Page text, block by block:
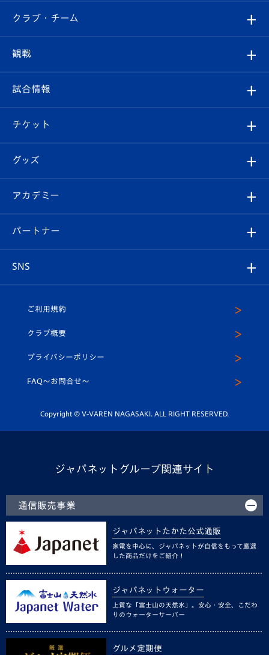
すべて
クラブ
試合情報
チケット
イベント
メディア
ホームタウン
クラブ・チーム
クラブ概要
エンブレム紹介
スタッフプロフィール
マスコット紹介
平和祈念活動
ホームタウン活動
観戦
観戦ルール
はじめての観戦ガイド
Revive Team
ヴィヴィくんの長崎おもてなしガイド
試合情報
試合日程/結果
フォトギャラリー
スタジアムグルメ
チケット
チケット
V-LOVERS（ファンクラブ）
プレイヤーズスイート
グッズ
オンラインショップ
店舗情報
アカデミー
育成からのお知らせ
U-18
スクール
パートナー
SNS
ヴィヴィくんインスタグラム
公式LINE＠
ご利用規約
クラブ概要
プライバシーポリシー
FAQ〜お問合せ〜
Copyright © V-VAREN NAGASAKI. ALL RIGHT RESERVED.
ジャパネットグループ関連サイト
通信販売事業
ジャパネットたかた公式通販
家電を中心に、ジャパネットが自信をもって厳選
した商品だけをご紹介！
ジャパネットウォーター
上質な「富士山の天然水」。安心・安全、こだわ
りのウォーターサーバー
グルメ定期便